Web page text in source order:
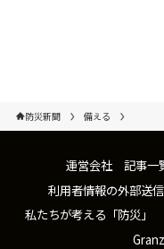
防災新聞 備える
運営会社 記事一
利用者情報の外部送
私たちが考える「防災」